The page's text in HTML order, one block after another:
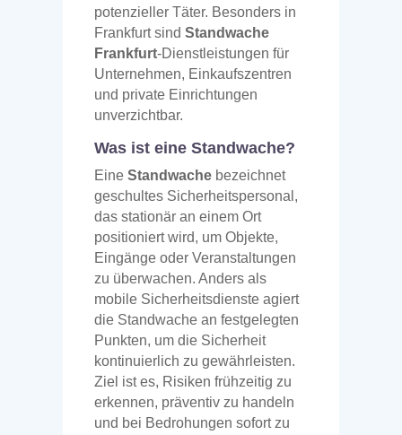
potenzieller Täter. Besonders in
Frankfurt sind Standwache
Frankfurt-Dienstleistungen für
Unternehmen, Einkaufszentren
und private Einrichtungen
unverzichtbar.
Was ist eine Standwache?
Eine Standwachebezeichnet
geschultes Sicherheitspersonal,
das stationär an einem Ort
positioniert wird, um Objekte,
Eingänge oder Veranstaltungen
zu überwachen. Anders als
mobile Sicherheitsdienste agiert
die Standwache an festgelegten
Punkten, um die Sicherheit
kontinuierlich zu gewährleisten.
Ziel ist es, Risiken frühzeitig zu
erkennen, präventiv zu handeln
und bei Bedrohungen sofort zu